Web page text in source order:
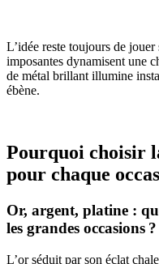
L’idée reste toujours de
imposantes dynamisent une
de métal brillant illumine
ébène.
Pourquoi choisir
pour chaque
Or, argent, platine :
les grandes occasions ?
L’or séduit par son éclat